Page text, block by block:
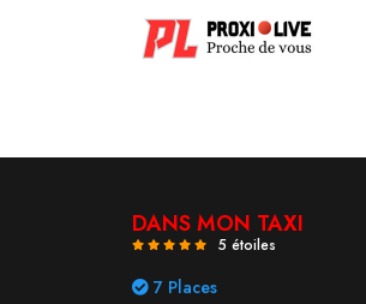
DANS MON TAXI
5 étoiles
7 Places